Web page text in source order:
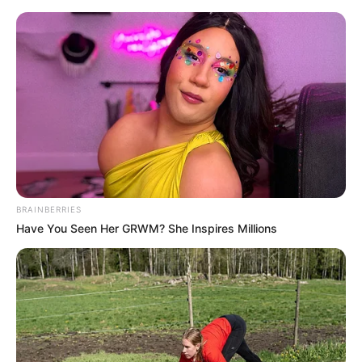
HOME
Home > ACS > Notícia > São Paulo >
Prefeitura é acusada de
"fraudar" o pagamento dos agentes de saúde.
BRAINBERRIES
Have You Seen Her GRWM? She Inspires Millions